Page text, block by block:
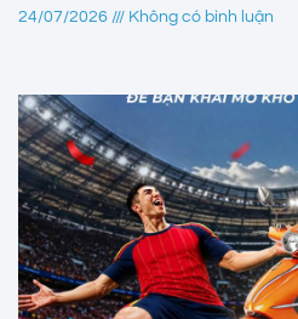
24/07/2026 Không có bình luận